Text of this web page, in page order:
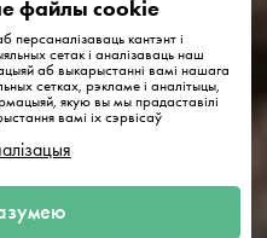
файлы cookie
кантэнт і
сетак і аналізаваць наш
аб выкарыстанні вамі нашага
сетках, рэкламе і аналітыцы,
якую вы мы прадаставілі
вамі іх сэрвісаў